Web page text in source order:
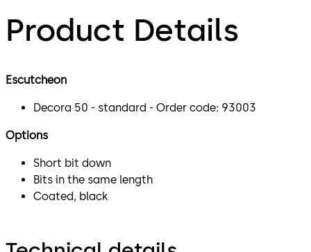
Product Details
Escutcheon
Decora 50 - standard - Order code: 93003
Options
Short bit down
Bits in the same length
Coated, black